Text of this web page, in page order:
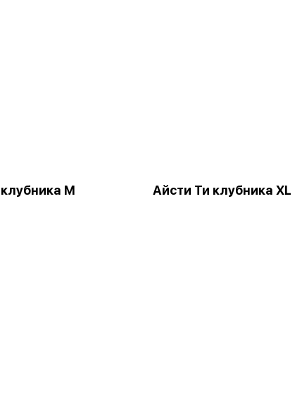
М Айсти Ти клубника XL